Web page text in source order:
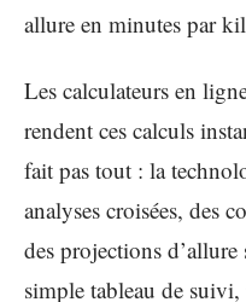
allure en minutes par
Les calculateurs en
rendent ces calculs
fait pas tout : la
analyses croisées, des
des projections
simple tableau de